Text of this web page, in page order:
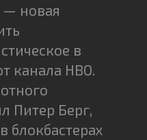
— новая
в
канала HBO.
Питер Берг,
блокбастерах